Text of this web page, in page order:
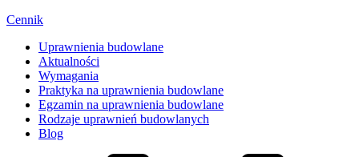
Cennik
Uprawnienia budowlane
Aktualności
Wymagania
Praktyka na uprawnienia budowlane
Egzamin na uprawnienia budowlane
Rodzaje uprawnień budowlanych
Blog